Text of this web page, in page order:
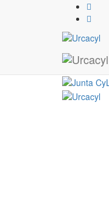
07 / 02 / 2018